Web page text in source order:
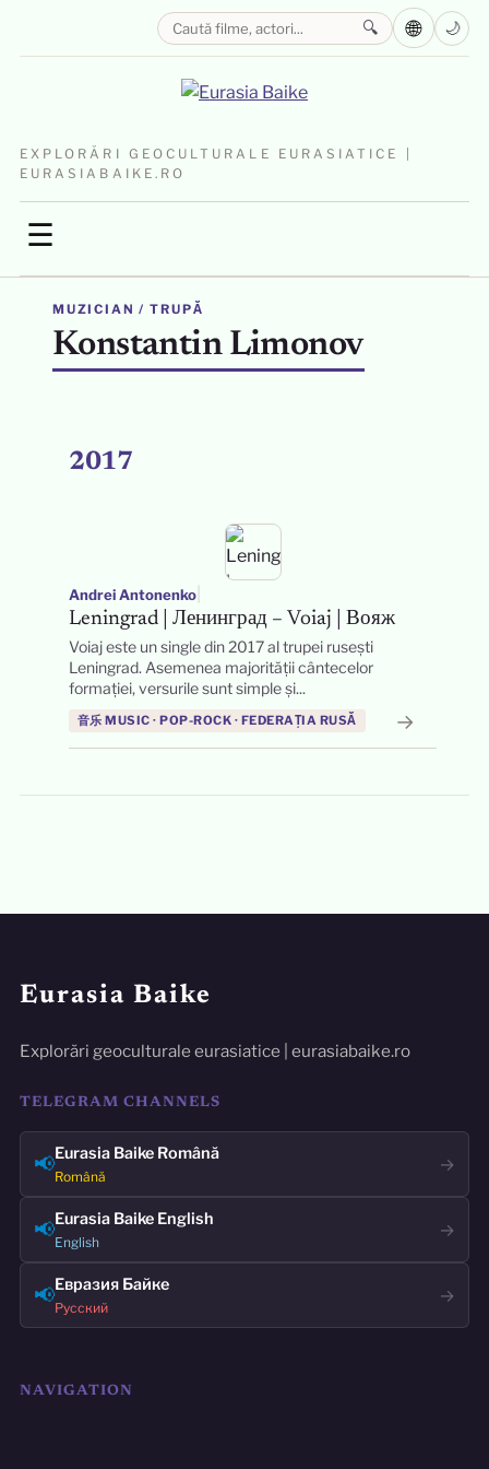
EXPLORĂRI GEOCULTURALE EURASIATICE |
EURASIABAIKE.RO
☰
🔍 🌐 🌙
MUZICIAN / TRUPĂ
Konstantin Limonov
2017
Andrei Antonenko|
Leningrad | Ленинград – Voiaj | Вояж
Voiaj este un single din 2017 al trupei rusești
Leningrad. Asemenea majorității cântecelor
formației, versurile sunt simple și...
音乐 MUSIC · POP-ROCK · FEDERAȚIA RUSĂ →
Eurasia Baike
Explorări geoculturale eurasiatice | eurasiabaike.ro
TELEGRAM CHANNELS
📢Eurasia Baike Română
Română
→
📢Eurasia Baike English
English
→
📢Евразия Байке
Русский
→
NAVIGATION